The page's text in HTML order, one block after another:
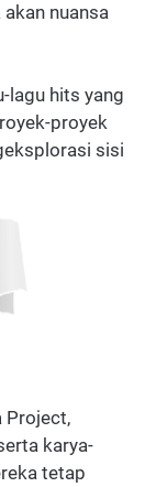
nuansa
lagu hits yang
proyek
sisi
Project,
karya-
tetap